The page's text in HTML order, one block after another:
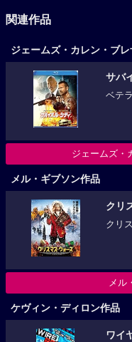
関連作品
ジェームズ・カレン・ブ
サバ
ベテ
ジェームズ・
メル・ギブソン作品
クリ
クリ
メル
ケヴィン・ディロン作品
ワイ